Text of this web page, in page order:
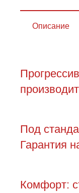
Описание
Под
Гарантия
Комфорт: